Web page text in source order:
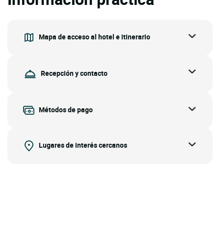
Mapa de acceso al hotel e itinerario
Recepción y contacto
Métodos de pago
Lugares de interés cercanos